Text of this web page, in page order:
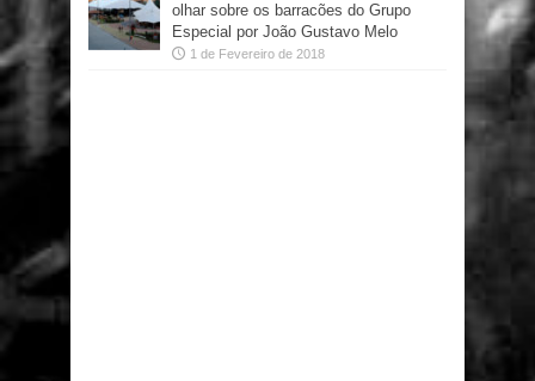
olhar sobre os barracões do Grupo
Especial por João Gustavo Melo
1 de Fevereiro de 2018